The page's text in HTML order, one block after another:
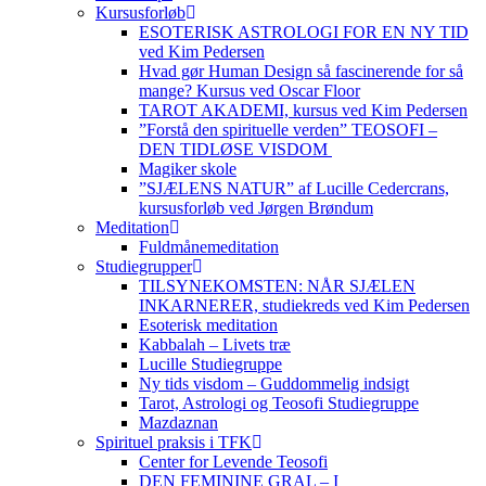
Kursusforløb
ESOTERISK ASTROLOGI FOR EN NY TID
ved Kim Pedersen
Hvad gør Human Design så fascinerende for så
mange? Kursus ved Oscar Floor
TAROT AKADEMI, kursus ved Kim Pedersen
”Forstå den spirituelle verden” TEOSOFI –
DEN TIDLØSE VISDOM
Magiker skole
”SJÆLENS NATUR” af Lucille Cedercrans,
kursusforløb ved Jørgen Brøndum
Meditation
Fuldmånemeditation
Studiegrupper
TILSYNEKOMSTEN: NÅR SJÆLEN
INKARNERER, studiekreds ved Kim Pedersen
Esoterisk meditation
Kabbalah – Livets træ
Lucille Studiegruppe
Ny tids visdom – Guddommelig indsigt
Tarot, Astrologi og Teosofi Studiegruppe
Mazdaznan
Spirituel praksis i TFK
Center for Levende Teosofi
DEN FEMININE GRAL – I